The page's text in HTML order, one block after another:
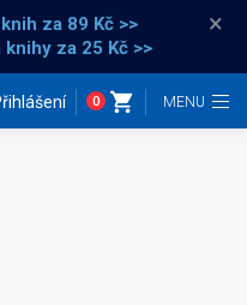
za 89 Kč >>
za 25 Kč >>
×
0